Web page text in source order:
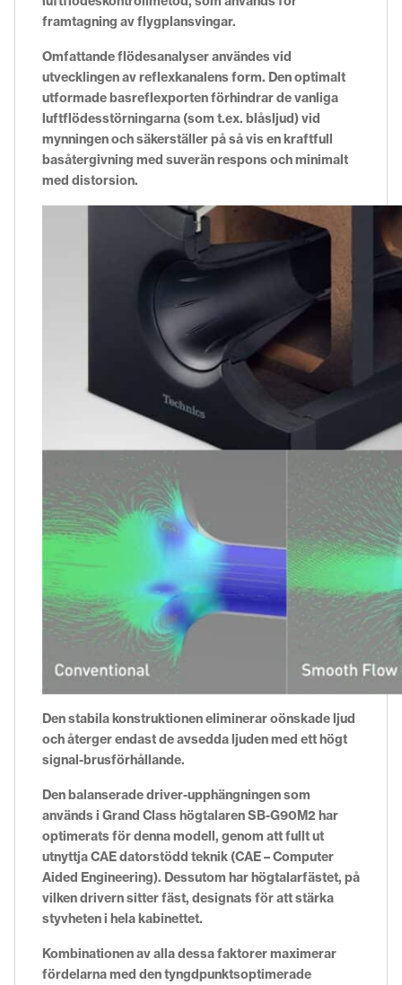
framtagning av flygplansvingar.
Omfattande flödesanalyser användes vid
utvecklingen av reflexkanalens form. Den optimalt
utformade basreflexporten förhindrar de vanliga
luftflödesstörningarna (som t.ex. blåsljud) vid
mynningen och säkerställer på så vis en kraftfull
basåtergivning med suverän respons och minimalt
med distorsion.
Den stabila konstruktionen eliminerar oönskade ljud
och återger endast de avsedda ljuden med ett högt
signal-brusförhållande.
Den balanserade driver-upphängningen som
används i Grand Class högtalaren SB-G90M2 har
optimerats för denna modell, genom att fullt ut
utnyttja CAE datorstödd teknik (CAE – Computer
Aided Engineering). Dessutom har högtalarfästet, på
vilken drivern sitter fäst, designats för att stärka
styvheten i hela kabinettet.
Kombinationen av alla dessa faktorer maximerar
fördelarna med den tyngdpunktsoptimerade